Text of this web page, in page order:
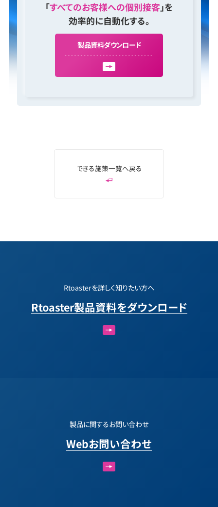
「すべてのお客様への個別接客」を
効率的に自動化する。
製品資料ダウンロード
できる施策一覧へ戻る
Rtoasterを詳しく知りたい方へ
Rtoaster製品資料をダウンロード
製品に関するお問い合わせ
Webお問い合わせ